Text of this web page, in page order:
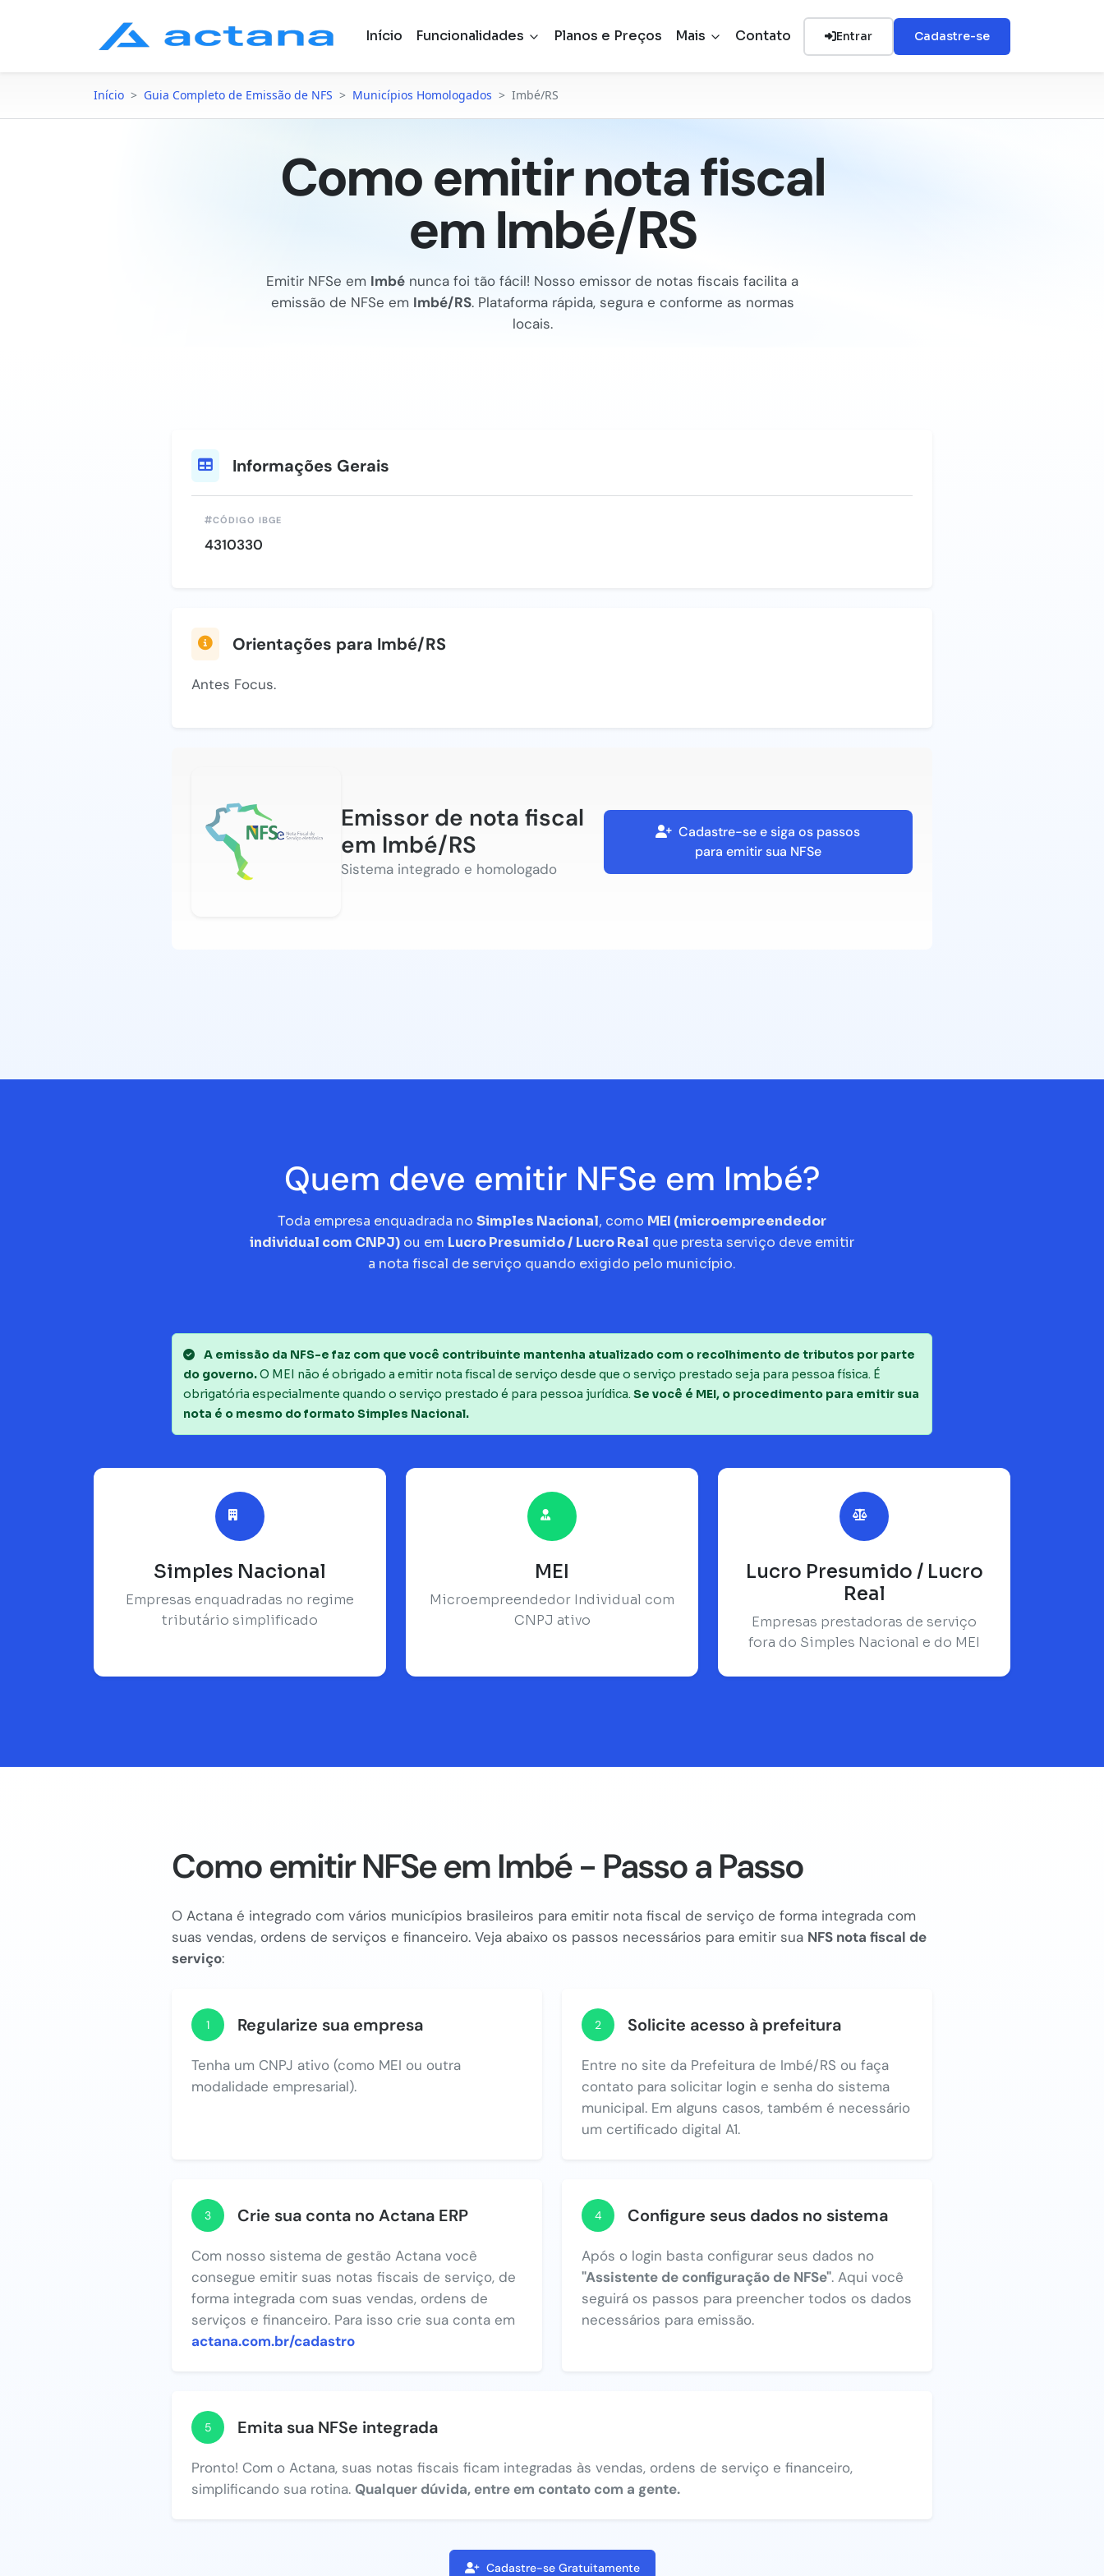
Início Funcionalidades Planos e Preços Mais Contato Entrar Cadastre-se
Início > Guia Completo de Emissão de NFS > Municípios Homologados > Imbé/RS
Como emitir nota fiscal
em Imbé/RS
Emitir NFSe em Imbé nunca foi tão fácil! Nosso emissor de notas fiscais facilita a
emissão de NFSe em Imbé/RS. Plataforma rápida, segura e conforme as normas
locais.
Informações Gerais
CÓDIGO IBGE
4310330
Orientações para Imbé/RS
Antes Focus.
Emissor de nota fiscal
em Imbé/RS
Sistema integrado e homologado
Cadastre-se e siga os passos
para emitir sua NFSe
Quem deve emitir NFSe em Imbé?
Toda empresa enquadrada no Simples Nacional, como MEI (microempreendedor
individual com CNPJ) ou em Lucro Presumido / Lucro Real que presta serviço deve emitir
a nota fiscal de serviço quando exigido pelo município.
A emissão da NFS-e faz com que você contribuinte mantenha atualizado com o recolhimento de tributos por parte
do governo.O MEI não é obrigado a emitir nota fiscal de serviço desde que o serviço prestado seja para pessoa física. É
obrigatória especialmente quando o serviço prestado é para pessoa jurídica. Se você é MEI, o procedimento para emitir sua
nota é o mesmo do formato Simples Nacional.
Simples Nacional
Empresas enquadradas no regime
tributário simplificado
MEI
Microempreendedor Individual com
CNPJ ativo
Lucro Presumido / Lucro
Real
Empresas prestadoras de serviço
fora do Simples Nacional e do MEI
Como emitir NFSe em Imbé - Passo a Passo
O Actana é integrado com vários municípios brasileiros para emitir nota fiscal de serviço de forma integrada com
suas vendas, ordens de serviços e financeiro. Veja abaixo os passos necessários para emitir sua NFS nota fiscal de
serviço:
1 Regularize sua empresa
Tenha um CNPJ ativo (como MEI ou outra
modalidade empresarial).
2 Solicite acesso à prefeitura
Entre no site da Prefeitura de Imbé/RS ou faça
contato para solicitar login e senha do sistema
municipal. Em alguns casos, também é necessário
um certificado digital A1.
3 Crie sua conta no Actana ERP
Com nosso sistema de gestão Actana você
consegue emitir suas notas fiscais de serviço, de
forma integrada com suas vendas, ordens de
serviços e financeiro. Para isso crie sua conta em
actana.com.br/cadastro
4 Configure seus dados no sistema
Após o login basta configurar seus dados no
"Assistente de configuração de NFSe". Aqui você
seguirá os passos para preencher todos os dados
necessários para emissão.
5 Emita sua NFSe integrada
Pronto! Com o Actana, suas notas fiscais ficam integradas às vendas, ordens de serviço e financeiro,
simplificando sua rotina. Qualquer dúvida, entre em contato com a gente.
Cadastre-se Gratuitamente